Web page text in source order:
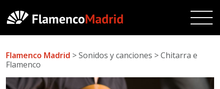
Flamenco Madrid > Sonidos y canciones > Chitarra e
Flamenco